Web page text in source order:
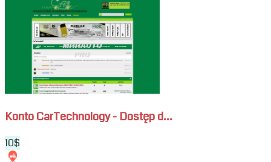
CarTechnology
Dostęp
pobieranie
Konto CarTechnology - Dostęp d...
10$